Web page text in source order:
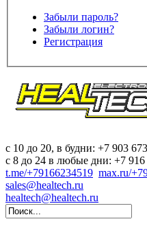
Забыли пароль?
Забыли логин?
Регистрация
c 10 до 20, в будни: +7 903
с 8 до 24 в любые дни: +7 916
t.me/+79166234519 max.ru/
sales@healtech.ru
healtech@healtech.ru